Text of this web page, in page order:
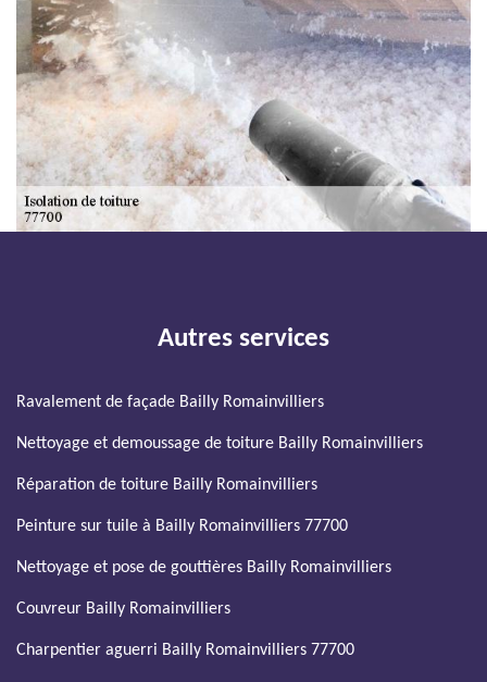
Autres services
Ravalement de façade Bailly Romainvilliers
Nettoyage et demoussage de toiture Bailly Romainvilliers
Réparation de toiture Bailly Romainvilliers
Peinture sur tuile à Bailly Romainvilliers 77700
Nettoyage et pose de gouttières Bailly Romainvilliers
Couvreur Bailly Romainvilliers
Charpentier aguerri Bailly Romainvilliers 77700